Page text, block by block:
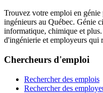
Trouvez votre emploi en
ingénieurs au Québec. Génie
informatique, chimique et
d'ingénierie et employeurs qui
Chercheurs d'emploi
Rechercher des emplois
Rechercher des